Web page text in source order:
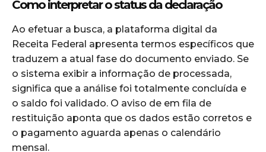
Como interpretar o status da declaração
Ao efetuar a busca, a plataforma digital da
Receita Federal apresenta termos específicos que
traduzem a atual fase do documento enviado. Se
o sistema exibir a informação de processada,
significa que a análise foi totalmente concluída e
o saldo foi validado. O aviso de em fila de
restituição aponta que os dados estão corretos e
o pagamento aguarda apenas o calendário
mensal.